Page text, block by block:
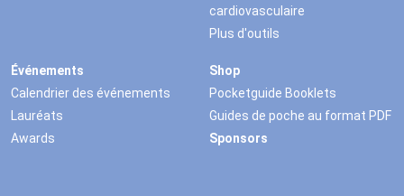
cardiovasculaire
Plus d'outils
Événements
Calendrier des événements
Lauréats
Awards
Shop
Pocketguide Booklets
Guides de poche au format PDF
Sponsors